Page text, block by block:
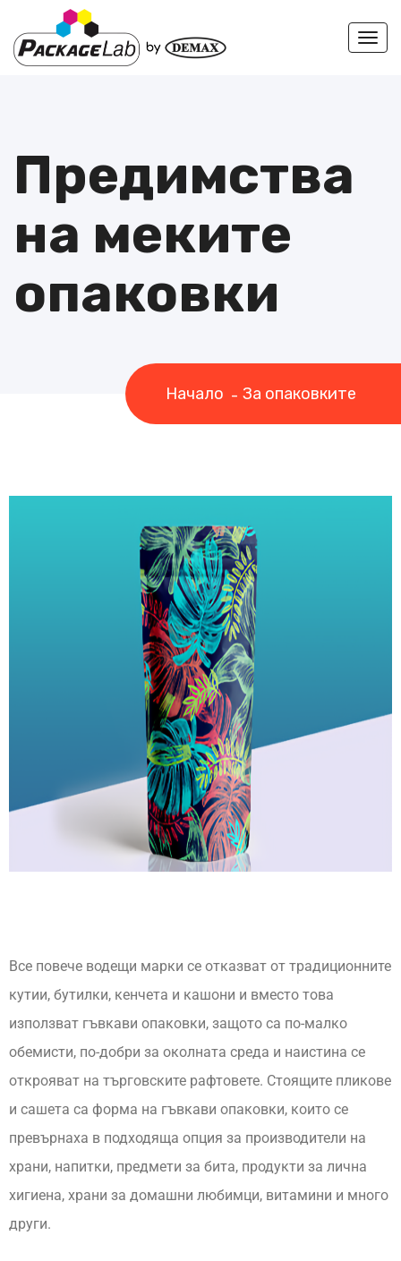
Предимства
на меките
опаковки
Начало За опаковките
Все повече водещи марки се отказват от традиционните
кутии, бутилки, кенчета и кашони и вместо това
използват гъвкави опаковки, защото са по-малко
обемисти, по-добри за околната среда и наистина се
открояват на търговските рафтовете. Стоящите пликове
и сашета са форма на гъвкави опаковки, които се
превърнаха в подходяща опция за производители на
храни, напитки, предмети за бита, продукти за лична
хигиена, храни за домашни любимци, витамини и много
други.